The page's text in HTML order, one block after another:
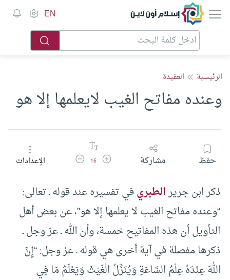
إسلام أون لاين EN
الرئيسية العقيدة
وعنده مفاتح الغيب لايعلمها إلا هو
حفظ مشاركة زيادة حجم الخط
16 تقليل حجم الخطالإعدادات
ذكر ابن جريرالطبريفي تفسيره عند قوله ـ تعالى:
“وعنده مفاتح الغيب لا يعلمها إلا هو”، عن بعض أهل
التأويل أن هذه المفاتيح خمسة، وأن الله ـ عز وجل ـ
ذكرها مفصلة في آية أخرى هي قوله ـ عز وجل: “إِنَّ
اللهَ عِنْدَهُ عِلْمُ السَّاعَةِ وَيُنَزِّلُ الْغَيْثَ وَيَعْلَمُ مَا فِي